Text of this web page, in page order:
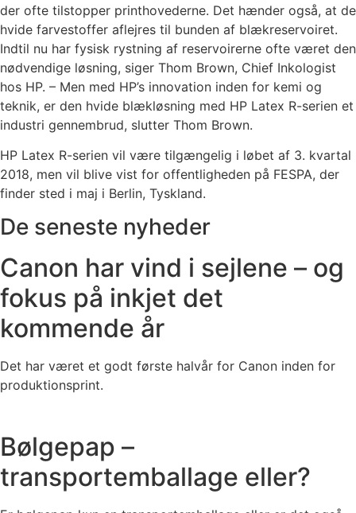
der ofte tilstopper printhovederne. Det hænder også, at de
hvide farvestoffer aflejres til bunden af ​​blækreservoiret.
Indtil nu har fysisk rystning af reservoirerne ofte været den
nødvendige løsning, siger Thom Brown, Chief Inkologist
hos HP. – Men med HP’s innovation inden for kemi og
teknik, er den hvide blækløsning med HP Latex R-serien et
industri gennembrud, slutter Thom Brown.
HP Latex R-serien vil være tilgængelig i løbet af 3. kvartal
2018, men vil blive vist for offentligheden på FESPA, der
finder sted i maj i Berlin, Tyskland.
De seneste nyheder
Canon har vind i sejlene – og
fokus på inkjet det
kommende år
Det har været et godt første halvår for Canon inden for
produktionsprint.
Bølgepap –
transportemballage eller?